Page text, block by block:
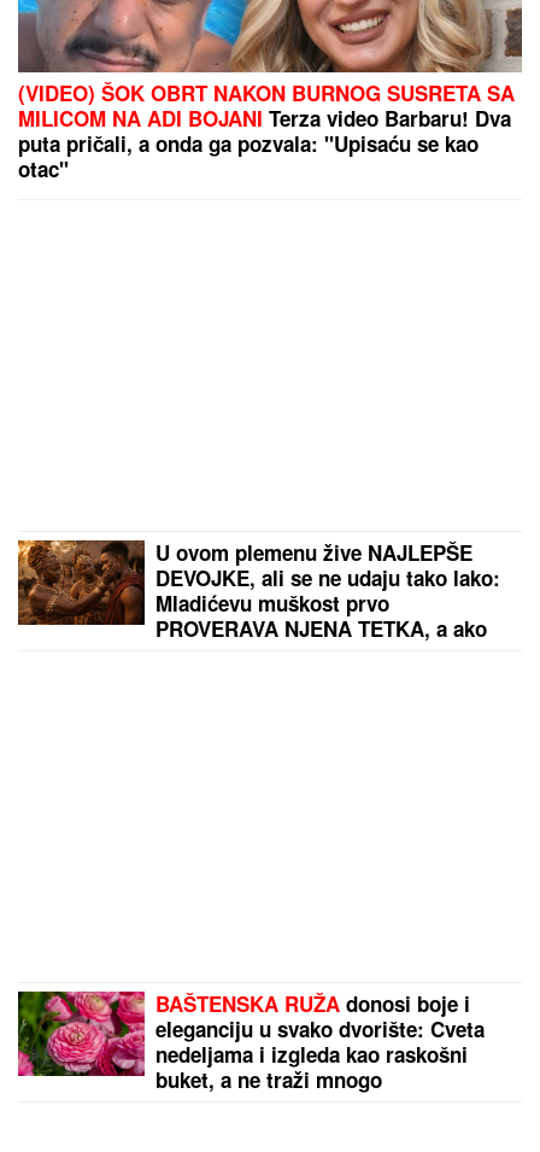
(VIDEO) ŠOK OBRT NAKON BURNOG SUSRETA SA
MILICOM NA ADI BOJANI Terza video Barbaru! Dva
puta pričali, a onda ga pozvala: "Upisaću se kao
otac"
U ovom plemenu žive NAJLEPŠE
DEVOJKE, ali se ne udaju tako lako:
Mladićevu muškost prvo
PROVERAVA NJENA TETKA, a ako
BAŠTENSKA RUŽA donosi boje i
eleganciju u svako dvorište: Cveta
nedeljama i izgleda kao raskošni
buket, a ne traži mnogo